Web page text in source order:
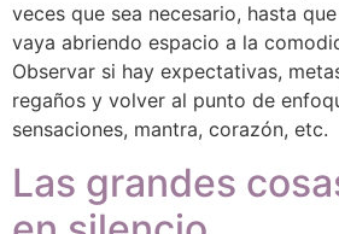
veces que sea necesario, hasta
vaya abriendo espacio a la
Observar si hay expectativas,
regaños y volver al punto de
sensaciones, mantra, corazón, etc.
Las grandes